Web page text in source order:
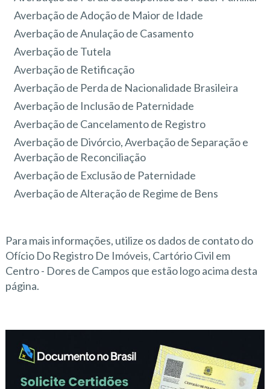
Averbação de Adoção de Maior de Idade
Averbação de Anulação de Casamento
Averbação de Tutela
Averbação de Retificação
Averbação de Perda de Nacionalidade Brasileira
Averbação de Inclusão de Paternidade
Averbação de Cancelamento de Registro
Averbação de Divórcio, Averbação de Separação e
Averbação de Reconciliação
Averbação de Exclusão de Paternidade
Averbação de Alteração de Regime de Bens
Para mais informações, utilize os dados de contato do
Ofício Do Registro De Imóveis, Cartório Civil em
Centro - Dores de Campos que estão logo acima desta
página.